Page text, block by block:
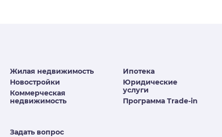
Жилая недвижимость
Новостройки
Коммерческая
недвижимость
Ипотека
Юридические
услуги
Программа Trade-in
Задать вопрос